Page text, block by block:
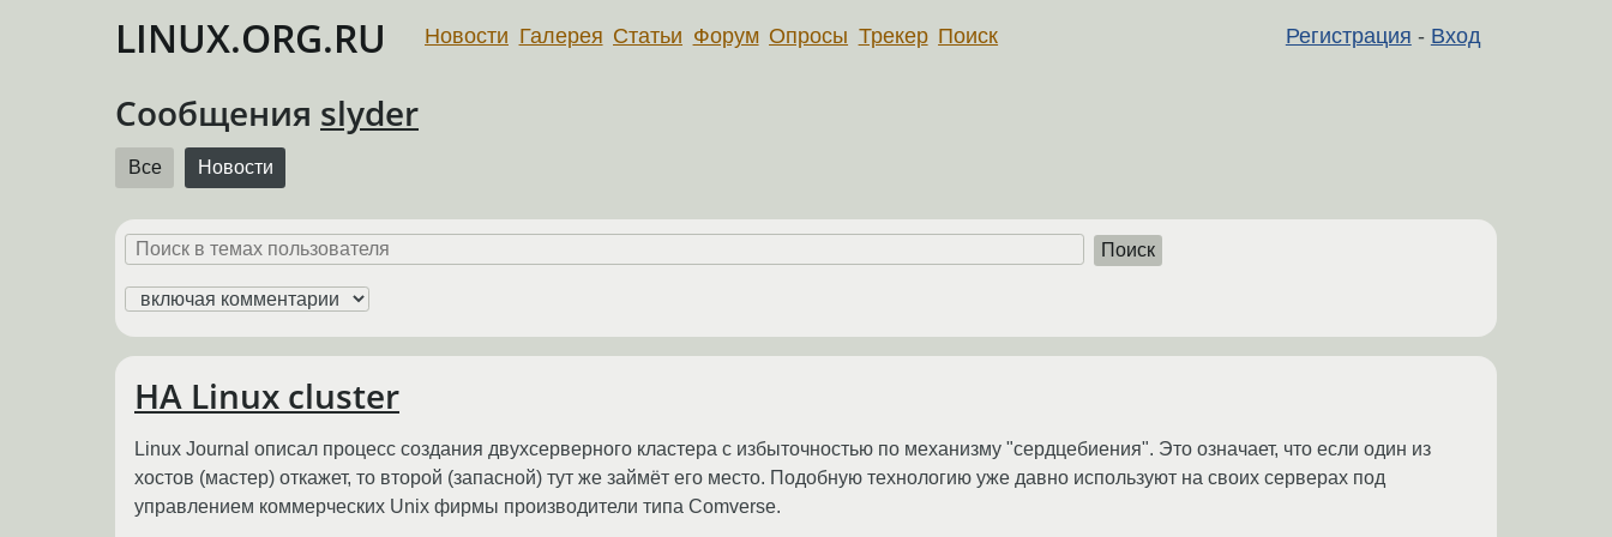
LINUX.ORG.RU Регистрация - Вход
Новости Галерея Статьи Форум Опросы Трекер Поиск
Сообщения slyder
Все Новости
Поиск
HA Linux cluster
Linux Journal описал процесс создания двухсерверного кластера с избыточностью по механизму "сердцебиения". Это означает, что если один из
хостов (мастер) откажет, то второй (запасной) тут же займёт его место. Подобную технологию уже давно используют на своих серверах под
управлением коммерческих Unix фирмы производители типа Comverse.